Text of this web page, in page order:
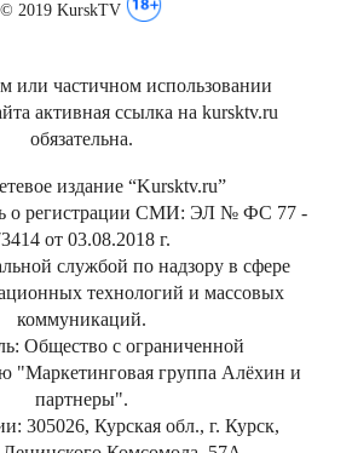
© 2019 KurskTV
или частичном использовании
активная ссылка на kursktv.ru
обязательна.
издание “Kursktv.ru”
о регистрации СМИ: ЭЛ № ФС 77 -
от 03.08.2018 г.
службой по надзору в сфере
технологий и массовых
коммуникаций.
Общество с ограниченной
"Маркетинговая группа Алёхин и
партнеры".
305026, Курская обл., г. Курск,